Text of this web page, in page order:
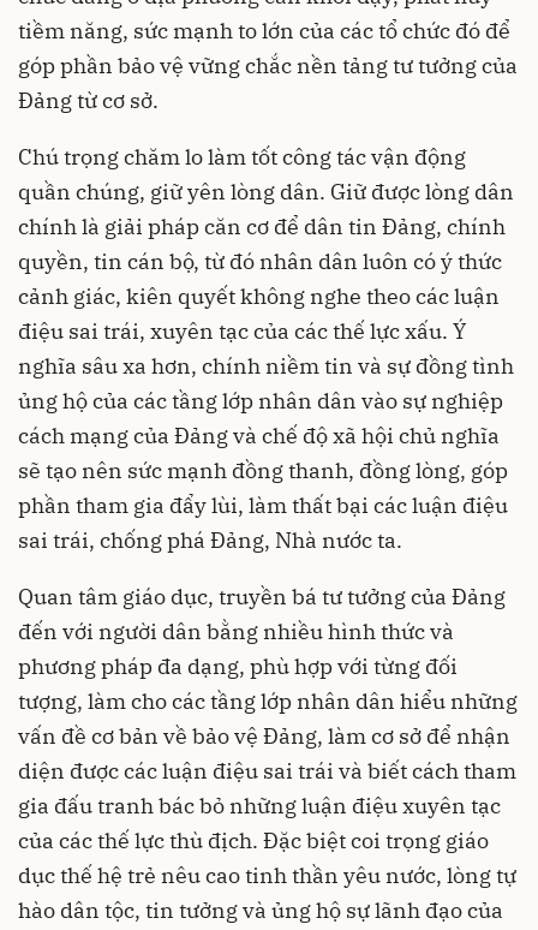
tiềm năng, sức mạnh to lớn của các tổ chức đó để
góp phần bảo vệ vững chắc nền tảng tư tưởng của
Đảng từ cơ sở.
Chú trọng chăm lo làm tốt công tác vận động
quần chúng, giữ yên lòng dân. Giữ được lòng dân
chính là giải pháp căn cơ để dân tin Đảng, chính
quyền, tin cán bộ, từ đó nhân dân luôn có ý thức
cảnh giác, kiên quyết không nghe theo các luận
điệu sai trái, xuyên tạc của các thế lực xấu. Ý
nghĩa sâu xa hơn, chính niềm tin và sự đồng tình
ủng hộ của các tầng lớp nhân dân vào sự nghiệp
cách mạng của Đảng và chế độ xã hội chủ nghĩa
sẽ tạo nên sức mạnh đồng thanh, đồng lòng, góp
phần tham gia đẩy lùi, làm thất bại các luận điệu
sai trái, chống phá Đảng, Nhà nước ta.
Quan tâm giáo dục, truyền bá tư tưởng của Đảng
đến với người dân bằng nhiều hình thức và
phương pháp đa dạng, phù hợp với từng đối
tượng, làm cho các tầng lớp nhân dân hiểu những
vấn đề cơ bản về bảo vệ Đảng, làm cơ sở để nhận
diện được các luận điệu sai trái và biết cách tham
gia đấu tranh bác bỏ những luận điệu xuyên tạc
của các thế lực thù địch. Đặc biệt coi trọng giáo
dục thế hệ trẻ nêu cao tinh thần yêu nước, lòng tự
hào dân tộc, tin tưởng và ủng hộ sự lãnh đạo của